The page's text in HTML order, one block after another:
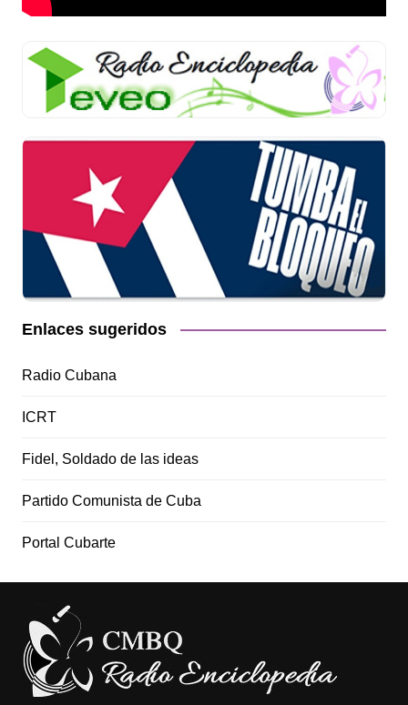
Enlaces sugeridos
Radio Cubana
ICRT
Fidel, Soldado de las ideas
Partido Comunista de Cuba
Portal Cubarte